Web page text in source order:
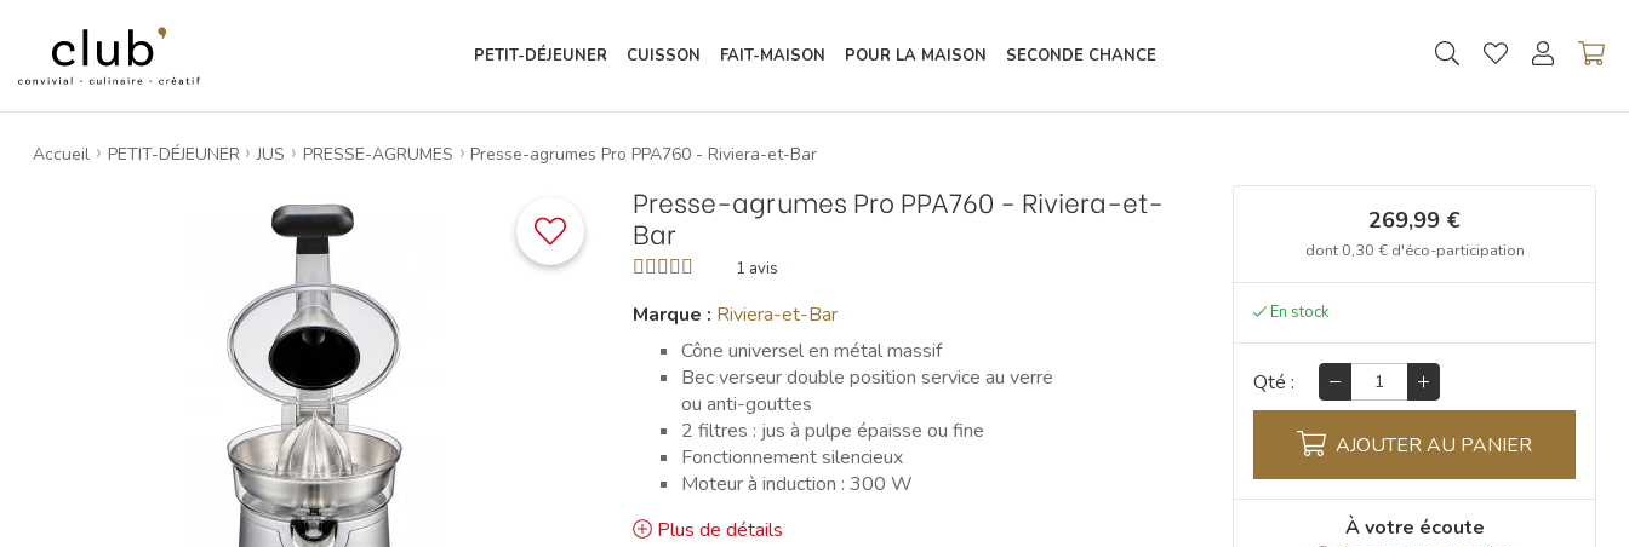
PETIT-DÉJEUNER CUISSON FAIT-MAISON POUR LA MAISON SECONDE CHANCE
Accueil PETIT-DÉJEUNER JUS PRESSE-AGRUMES Presse-agrumes Pro PPA760 - Riviera-et-Bar
Presse-agrumes Pro PPA760 - Riviera-et-
Bar
1 avis
Marque : Riviera-et-Bar
Cône universel en métal massif
Bec verseur double position service au verre
ou anti-gouttes
2 filtres : jus à pulpe épaisse ou fine
Fonctionnement silencieux
Moteur à induction : 300 W
Plus de détails
269,99 €
dont 0,30 €d'éco-participation
Qté :
AJOUTER AU PANIER
À votre écoute